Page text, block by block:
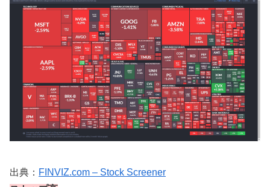
出典： FINVIZ.com – Stock Screener